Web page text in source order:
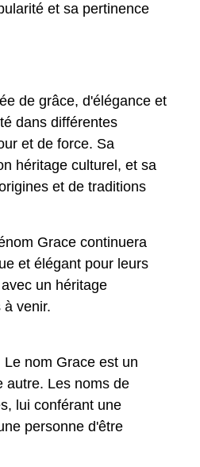
et sa pertinence
de grâce, d'élégance et
dans différentes
et de force. Sa
héritage culturel, et sa
et de traditions
Grace continuera
et élégant pour leurs
un héritage
venir.
nom Grace est un
autre. Les noms de
lui conférant une
personne d'être